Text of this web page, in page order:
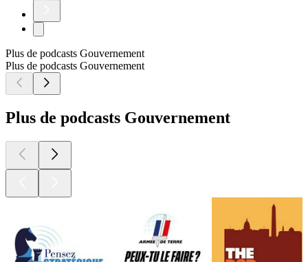
Plus de podcasts Gouvernement
Plus de podcasts Gouvernement
Plus de podcasts Gouvernement